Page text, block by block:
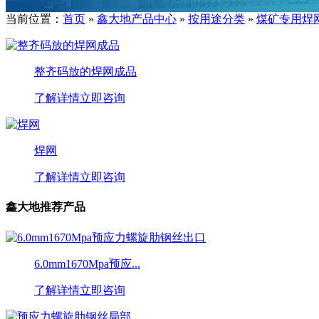
当前位置： 首页 » 鑫大地产品中心 » 按用途分类 » 煤矿专用焊
整齐码放的焊网成品
了解详情立即咨询
焊网
了解详情立即咨询
鑫大地推荐产品
6.0mm1670Mpa预应...
了解详情立即咨询